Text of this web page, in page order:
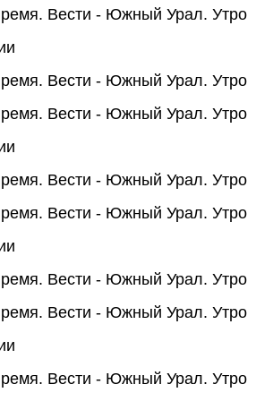
Вести - Южный Урал. Утро
Вести - Южный Урал. Утро
Вести - Южный Урал. Утро
Вести - Южный Урал. Утро
Вести - Южный Урал. Утро
Вести - Южный Урал. Утро
Вести - Южный Урал. Утро
Вести - Южный Урал. Утро